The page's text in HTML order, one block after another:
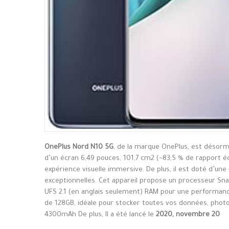
OnePlus Nord N10 5G, de la marque OnePlus, est
d’un écran 6,49 pouces, 101,7 cm2 (~83,5 % de
expérience visuelle immersive. De plus, il est doté
exceptionnelles. Cet appareil propose un processeur
UFS 2.1 (en anglais seulement) RAM pour une
de 128GB, idéale pour stocker toutes vos données,
4300mAh De plus, Il a été lancé le 2020, novembre 20